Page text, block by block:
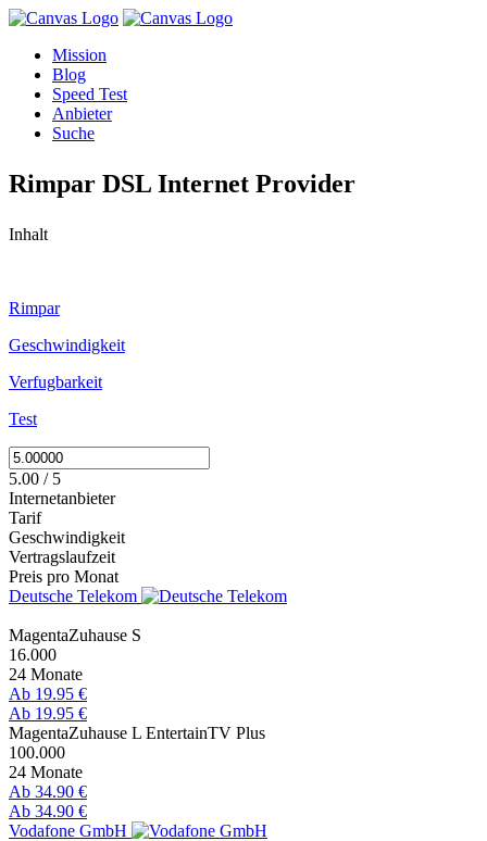
Mission
Blog
Speed Test
Anbieter
Suche
Rimpar DSL Internet Provider
Inhalt
Rimpar
Geschwindigkeit
Verfugbarkeit
Test
5.00 / 5
Internetanbieter
Tarif
Geschwindigkeit
Vertragslaufzeit
Preis pro Monat
Deutsche Telekom
MagentaZuhause S
16.000
24 Monate
Ab 19.95 €
Ab 19.95 €
MagentaZuhause L EntertainTV Plus
100.000
24 Monate
Ab 34.90 €
Ab 34.90 €
Vodafone GmbH